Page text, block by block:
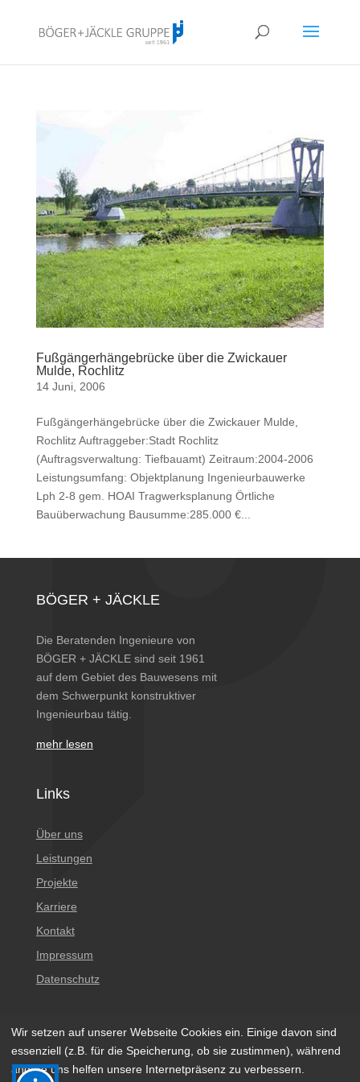
Fußgängerhängebrücke über die Zwickauer
Mulde, Rochlitz
14 Juni, 2006
Fußgängerhängebrücke über die Zwickauer Mulde,
Rochlitz Auftraggeber:Stadt Rochlitz
(Auftragsverwaltung: Tiefbauamt) Zeitraum:2004-2006
Leistungsumfang: Objektplanung Ingenieurbauwerke
Lph 2-8 gem. HOAI Tragwerksplanung Örtliche
Bauüberwachung Bausumme:285.000 €...
BÖGER + JÄCKLE
Die Beratenden Ingenieure von
BÖGER + JÄCKLE sind seit 1961
auf dem Gebiet des Bauwesens mit
dem Schwerpunkt konstruktiver
Ingenieurbau tätig.
mehr lesen
Links
Über uns
Leistungen
Projekte
Karriere
Kontakt
Impressum
Datenschutz
Wir setzen auf unserer Webseite Cookies ein. Einige davon sind
essenziell (z.B. für die Speicherung, ob sie zustimmen), während
andere uns helfen unsere Internetpräsenz zu verbessern.